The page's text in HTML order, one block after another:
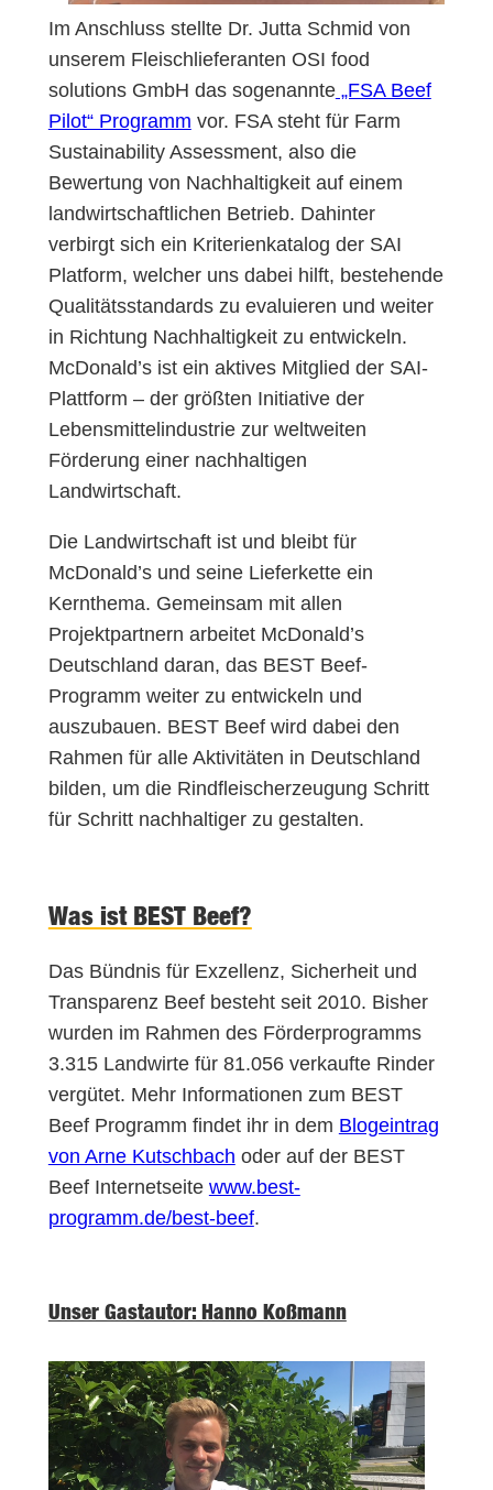
Im Anschluss stellte Dr. Jutta Schmid von
unserem Fleischlieferanten OSI food
solutions GmbH das sogenannte„FSA Beef
Pilot“ Programm vor. FSA steht für Farm
Sustainability Assessment, also die
Bewertung von Nachhaltigkeit auf einem
landwirtschaftlichen Betrieb. Dahinter
verbirgt sich ein Kriterienkatalog der SAI
Platform, welcher uns dabei hilft, bestehende
Qualitätsstandards zu evaluieren und weiter
in Richtung Nachhaltigkeit zu entwickeln.
McDonald’s ist ein aktives Mitglied der SAI-
Plattform – der größten Initiative der
Lebensmittelindustrie zur weltweiten
Förderung einer nachhaltigen
Landwirtschaft.
Die Landwirtschaft ist und bleibt für
McDonald’s und seine Lieferkette ein
Kernthema. Gemeinsam mit allen
Projektpartnern arbeitet McDonald’s
Deutschland daran, das BEST Beef-
Programm weiter zu entwickeln und
auszubauen. BEST Beef wird dabei den
Rahmen für alle Aktivitäten in Deutschland
bilden, um die Rindfleischerzeugung Schritt
für Schritt nachhaltiger zu gestalten.
Was ist BEST Beef?
Das Bündnis für Exzellenz, Sicherheit und
Transparenz Beef besteht seit 2010. Bisher
wurden im Rahmen des Förderprogramms
3.315 Landwirte für 81.056 verkaufte Rinder
vergütet. Mehr Informationen zum BEST
Beef Programm findet ihr in dem Blogeintrag
von Arne Kutschbach oder auf der BEST
Beef Internetseite www.best-
programm.de/best-beef.
Unser Gastautor: Hanno Koßmann